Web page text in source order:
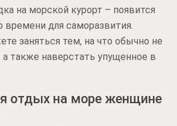
на морской курорт – появится
времени для саморазвития.
заняться тем, на что обычно не
также наверстать упущенное в
отдых на море женщине